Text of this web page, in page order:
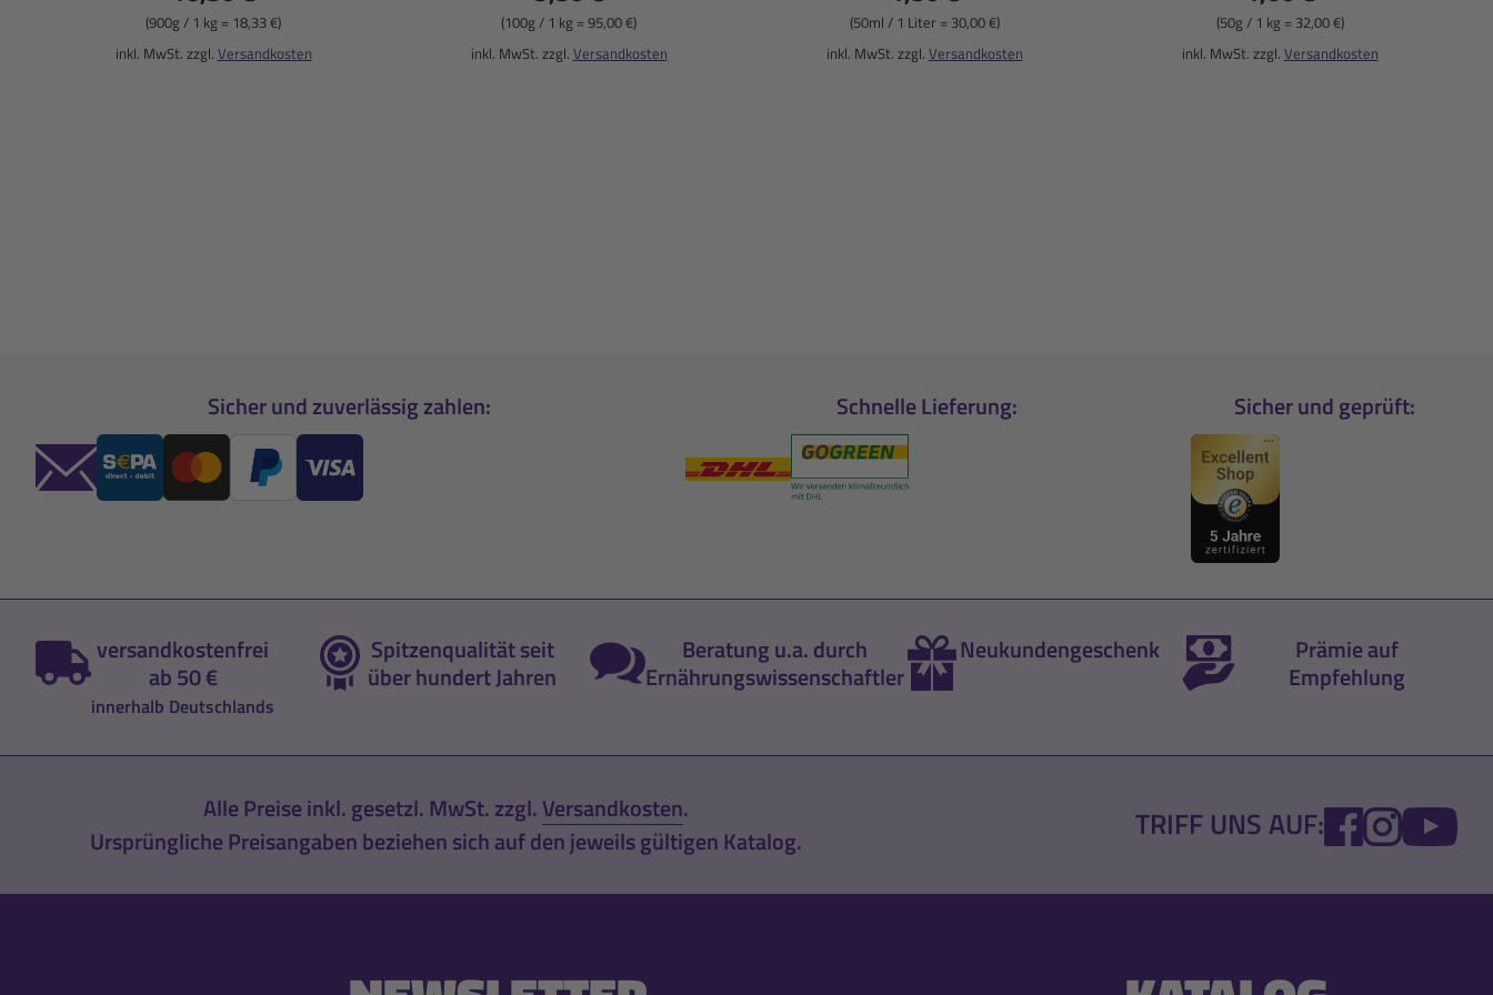
(900g / 1 kg = 18,33 €)
inkl. MwSt. zzgl. Versandkosten
(100g / 1 kg = 95,00 €)
inkl. MwSt. zzgl. Versandkosten
(50ml / 1 Liter = 30,00 €)
inkl. MwSt. zzgl. Versandkosten
(50g / 1 kg = 32,00 €)
inkl. MwSt. zzgl. Versandkosten
Sicher und zuverlässig zahlen: Schnelle Lieferung: Sicher und geprüft:
versandkostenfrei
ab 50 €
innerhalb Deutschlands
Spitzenqualität seit
über hundert Jahren
Beratung u.a. durch
Ernährungswissenschaftler
Neukundengeschenk
Prämie auf
Empfehlung
Alle Preise inkl. gesetzl. MwSt. zzgl.Versandkosten.
Ursprüngliche Preisangaben beziehen sich auf den jeweils gültigen Katalog.
TRIFF UNS AUF: FACEBOOK